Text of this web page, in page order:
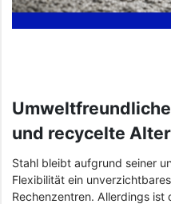
und recycelte
Stahl bleibt aufgrund seiner
Flexibilität ein
Rechenzentren. Allerdings